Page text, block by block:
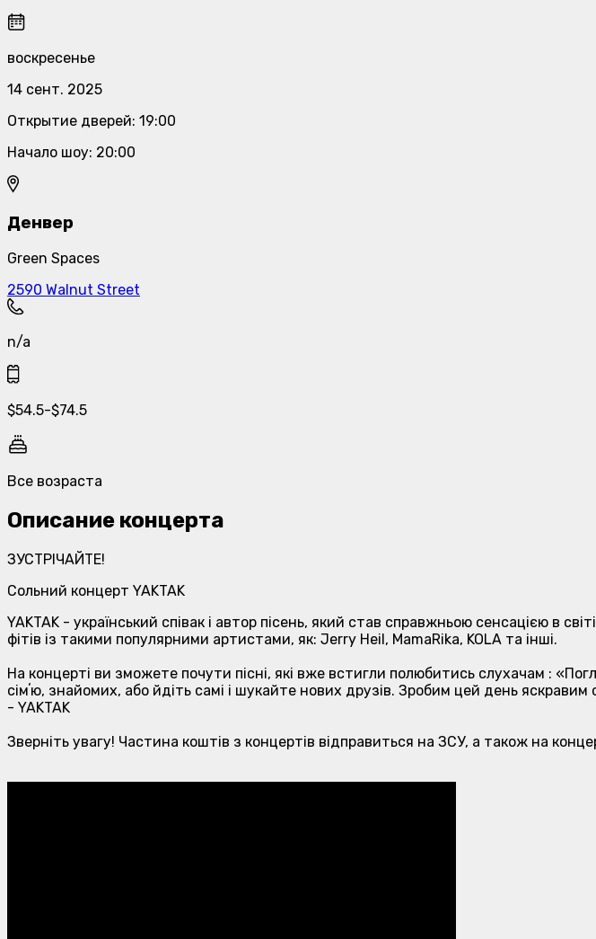
воскресенье
14 сент. 2025
Открытие дверей: 19:00
Начало шоу: 20:00
Денвер
Green Spaces
2590 Walnut Street
n/a
$54.5-$74.5
Все возраста
Описание концерта
ЗУСТРІЧАЙТЕ!
Сольний концерт YAKTAK
YAKTAK - український співак і автор пісень, який став справжньою сенсацією в
фітів із такими популярними артистами, як: Jerry Heil, MamaRika, KOLA та інші.
На концерті ви зможете почути пісні, які вже встигли полюбитись слухачам :
сімʼю, знайомих, або йдіть самі і шукайте нових друзів. Зробим цей день
- YAKTAK
Зверніть увагу! Частина коштів з концертів відправиться на ЗСУ, а також на